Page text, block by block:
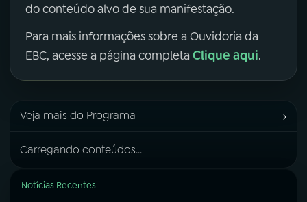
do conteúdo alvo de sua manifestação.
Para mais informações sobre a Ouvidoria da
EBC, acesse a página completa Clique aqui.
Veja mais do Programa ›
Carregando conteúdos...
Notícias Recentes